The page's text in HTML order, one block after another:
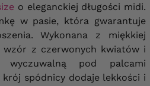
o eleganckiej długości midi.
w pasie, która gwarantuje
Wykonana z miękkiej
wzór z czerwonych kwiatów i
pod palcami
krój spódnicy dodaje lekkości i